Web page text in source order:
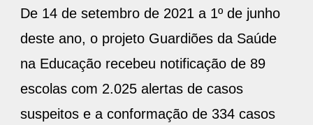
De 14 de setembro de 2021 a 1º de junho
deste ano, o projeto Guardiões da Saúde
na Educação recebeu notificação de 89
escolas com 2.025 alertas de casos
suspeitos e a conformação de 334 casos